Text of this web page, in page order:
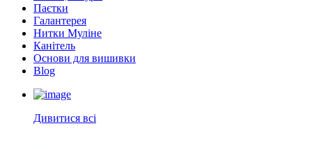
Паєтки
Галантерея
Нитки Муліне
Канітель
Основи для вишивки
Blog
Дивитися всі